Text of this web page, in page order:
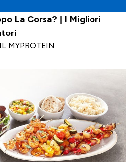
La Corsa? | I Migliori
MYPROTEIN